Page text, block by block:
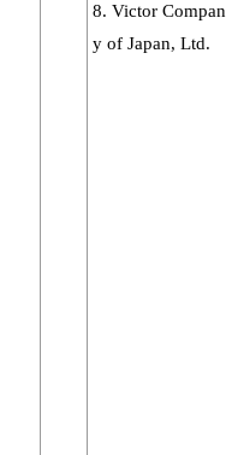
8. Victor Compan
y of Japan, Ltd.